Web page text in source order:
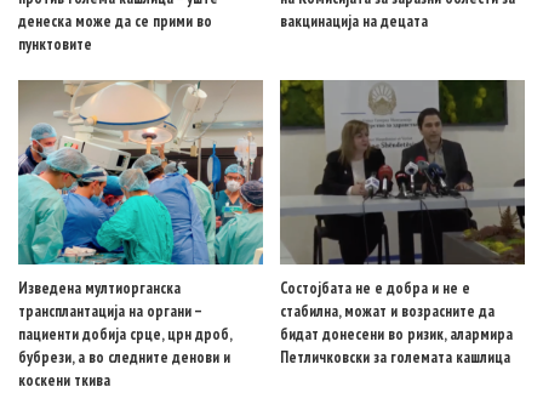
денеска може да се прими во
пунктовите
вакцинација на децата
Изведена мултиорганска
трансплантација на органи –
пациенти добија срце, црн дроб,
бубрези, а во следните денови и
коскени ткива
Состојбата не е добра и не е
стабилна, можат и возрасните да
бидат донесени во ризик, алармира
Петличковски за големата кашлица